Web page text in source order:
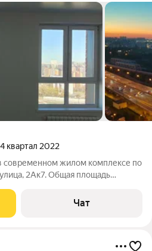
квартал 2022
современном жилом комплексе по
2Ак7. Общая площадь
м этаже 27-этажного дома, что
Чат